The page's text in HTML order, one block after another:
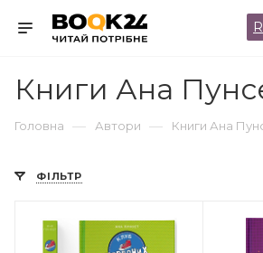
Книги Ана
Головна — Автори — Книги Ана
ФІЛЬТР